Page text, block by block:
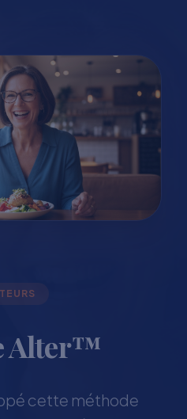
Alter™
cette méthode